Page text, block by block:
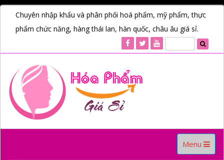
Chuyên nhập khẩu và phân phối hoá phẩm, mỹ phẩm, thực
phẩm chức năng, hàng thái lan, hàn quốc, châu âu giá sỉ.
Toggle
navigation
Menu